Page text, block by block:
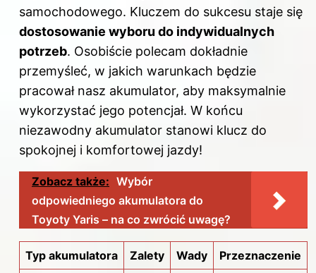
samochodowego. Kluczem do sukcesu staje się
dostosowanie wyboru do indywidualnych
potrzeb. Osobiście polecam dokładnie
przemyśleć, w jakich warunkach będzie
pracował nasz akumulator, aby maksymalnie
wykorzystać jego potencjał. W końcu
niezawodny akumulator stanowi klucz do
spokojnej i komfortowej jazdy!
Zobacz także: Wybór
odpowiedniego akumulatora do
Toyoty Yaris – na co zwrócić uwagę?
Typ akumulatora Zalety Wady Przeznaczenie